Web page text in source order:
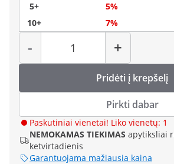
5+
5%
10+
7%
-
Kiekis
+
Pridėti į krepšelį
Pirkti dabar
Paskutiniai vienetai! Liko vienetų: 1
NEMOKAMAS TIEKIMAS apytiksliai
ketvirtadienis
Garantuojama mažiausia kaina